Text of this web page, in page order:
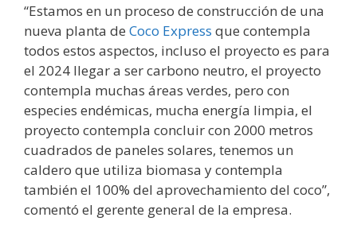
“Estamos en un proceso de construcción de una
nueva planta de Coco Express que contempla
todos estos aspectos, incluso el proyecto es para
el 2024 llegar a ser carbono neutro, el proyecto
contempla muchas áreas verdes, pero con
especies endémicas, mucha energía limpia, el
proyecto contempla concluir con 2000 metros
cuadrados de paneles solares, tenemos un
caldero que utiliza biomasa y contempla
también el 100% del aprovechamiento del coco”,
comentó el gerente general de la empresa.